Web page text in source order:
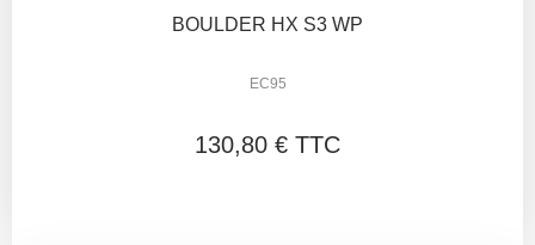
BOULDER HX S3 WP
EC95
130,80 € TTC